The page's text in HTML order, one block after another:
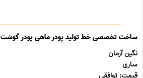
ساخت تخصصی خط تولید پودر ماهی پودر گوشت
نگین آرمان
ساری